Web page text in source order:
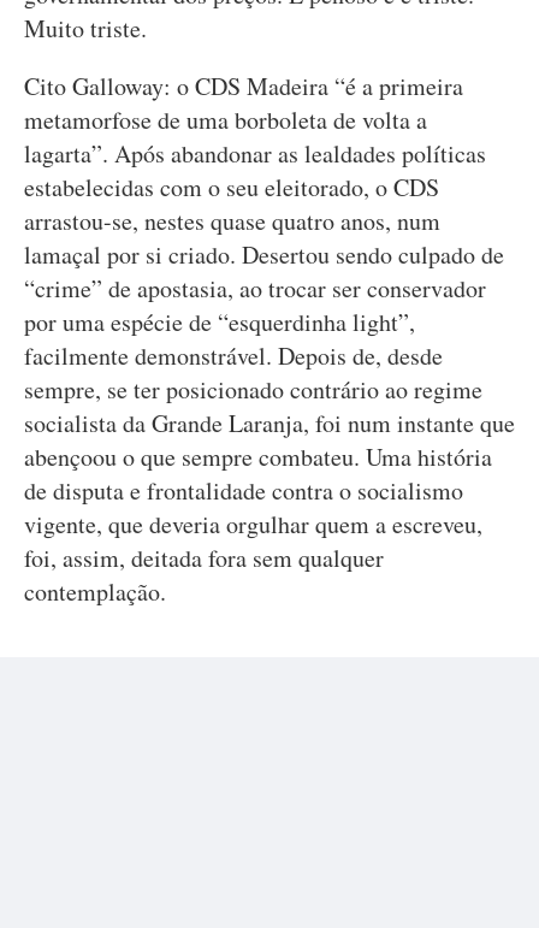
Muito triste.
Cito Galloway: o CDS Madeira “é a primeira
metamorfose de uma borboleta de volta a
lagarta”. Após abandonar as lealdades políticas
estabelecidas com o seu eleitorado, o CDS
arrastou-se, nestes quase quatro anos, num
lamaçal por si criado. Desertou sendo culpado de
“crime” de apostasia, ao trocar ser conservador
por uma espécie de “esquerdinha light”,
facilmente demonstrável. Depois de, desde
sempre, se ter posicionado contrário ao regime
socialista da Grande Laranja, foi num instante que
abençoou o que sempre combateu. Uma história
de disputa e frontalidade contra o socialismo
vigente, que deveria orgulhar quem a escreveu,
foi, assim, deitada fora sem qualquer
contemplação.